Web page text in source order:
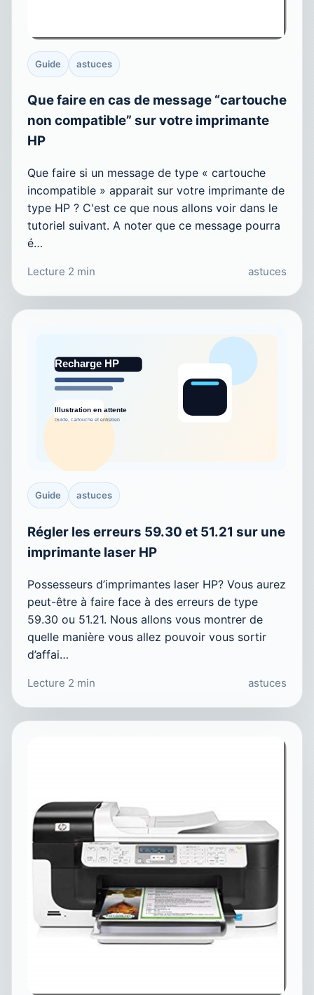
Guide astuces
Que faire en cas de message “cartouche
non compatible” sur votre imprimante
HP
Que faire si un message de type « cartouche
incompatible » apparait sur votre imprimante de
type HP ? C'est ce que nous allons voir dans le
tutoriel suivant. A noter que ce message pourra
é…
Lecture 2 min astuces
Guide astuces
Régler les erreurs 59.30 et 51.21 sur une
imprimante laser HP
Possesseurs d’imprimantes laser HP? Vous aurez
peut-être à faire face à des erreurs de type
59.30 ou 51.21. Nous allons vous montrer de
quelle manière vous allez pouvoir vous sortir
d’affai…
Lecture 2 min astuces